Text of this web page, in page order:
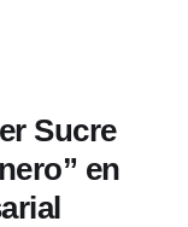
Sucre
en